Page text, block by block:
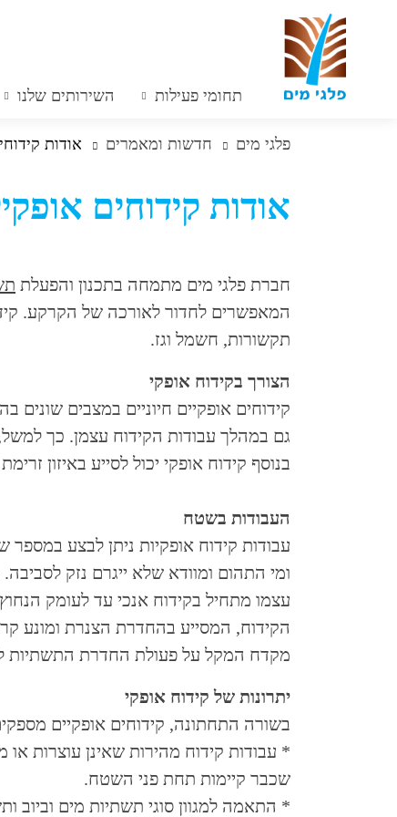
תחומי פעילות השירותים שלנו
פלגי מים חדשות ומאמרים אודות
אודות קידוחים
חברת פלגי מים מתמחה בתכנון והפעלת
המאפשרים לחדור לאורכה של הקרקע.
תקשורות, חשמל וגז.
הצורך בקידוח אופקי
קידוחים אופקיים חיוניים במצבים
גם במהלך עבודות הקידוח עצמן. כך
בנוסף קידוח אופקי יכול לסייע באיזון
העבודות בשטח
עבודות קידוח אופקיות ניתן לבצע
ומי התהום ומוודא שלא ייגרם נזק
עצמו מתחיל בקידוח אנכי עד לעומק
הקידוח, המסייע בהחדרת הצנרת ומונע
מקדח המקל על פעולת החדרת התשתיות
יתרונות של קידוח אופקי
בשורה התחתונה, קידוחים אופקיים
* עבודות קידוח מהירות שאינן עוצרות
שכבר קיימות תחת פני השטח.
* התאמה למגוון סוגי תשתיות מים וביוב